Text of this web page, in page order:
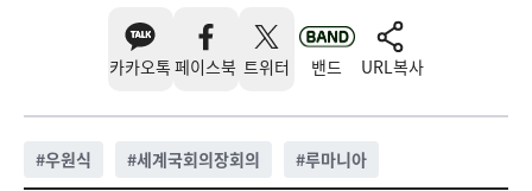
카카오톡 페이스북 트위터 밴드 URL복사
#우원식 #세계국회의장회의 #루마니아